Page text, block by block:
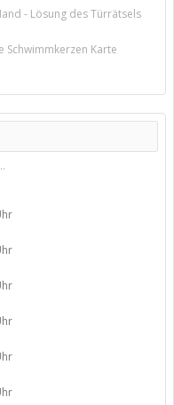
- Lösung des Türrätsels
Schwimmkerzen Karte